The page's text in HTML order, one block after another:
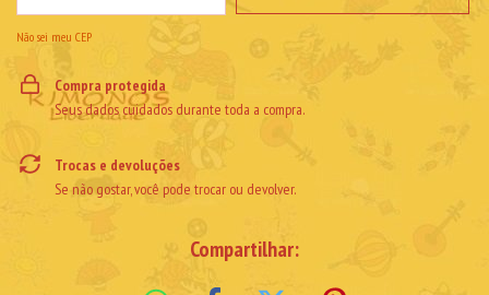
Não sei meu CEP
Compra protegida
Seus dados cuidados durante toda a compra.
Trocas e devoluções
Se não gostar, você pode trocar ou devolver.
Compartilhar: